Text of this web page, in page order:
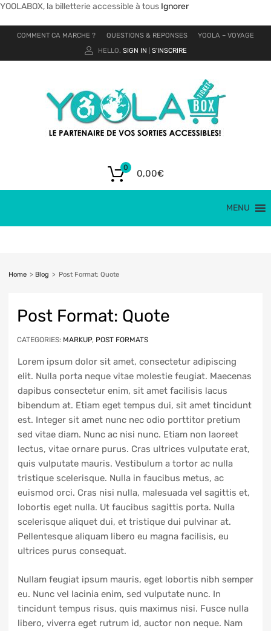
YOOLABOX, la billetterie accessible à tous Ignorer
COMMENT CA MARCHE ? QUESTIONS & REPONSES
YOOLA – VOYAGE
HELLO. SIGN IN S'INSCRIRE
0,00€
0
MENU
Home > Blog > Post Format: Quote
Get readers excited from
a very first sentence
Post Format: Quote
CATEGORIES: MARKUP, POST FORMATS
Lorem ipsum dolor sit amet, consectetur adipiscing
elit. Nulla porta neque vitae molestie feugiat. Maecenas
dapibus consectetur enim, sit amet facilisis lacus
bibendum at. Etiam eget tempus dui, sit amet tincidunt
est. Integer sit amet nunc nec odio porttitor pretium
sed vitae diam. Nunc ac nisi nunc. Etiam non laoreet
lectus, vitae ornare purus. Cras ultrices vulputate erat,
quis vulputate mauris. Vestibulum a tortor ac nulla
tristique scelerisque. Nulla in faucibus metus, ac
euismod orci. Cras nisi nulla, malesuada vel sagittis et,
lobortis eget nulla. Ut faucibus sagittis porta. Nulla
scelerisque aliquet dui, et tristique dui pulvinar at.
Pellentesque aliquam libero eu magna facilisis, eu
ultrices purus consequat.
Nullam feugiat ipsum mauris, eget lobortis nibh semper
eu. Nunc vel lacinia enim, sed vulputate nunc. In
tincidunt tempus risus, quis maximus nisi. Fusce nulla
libero, viverra eget rutrum id, auctor non neque. Nam